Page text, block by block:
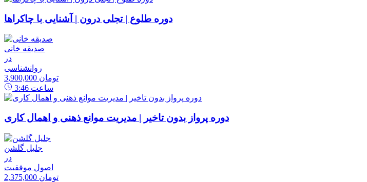
دوره طلوع | تجلی درون | آشنایی با چاکراها
صدیقه خانی
در
روانشناسی
3,900,000 تومان
3:46 ساعت
دوره پرواز بدون تاخیر | مدیریت موانع ذهنی و اهمال کاری
جلیل گلشن
در
اصول موفقیت
2,375,000 تومان